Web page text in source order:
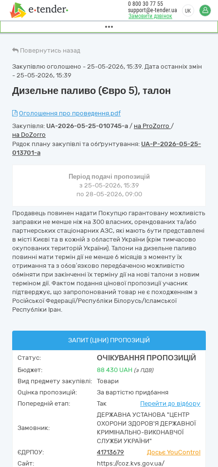
Замовити дзвінок
0 800 30 77 55
support@e-tender.ua
UK
Повернутись назад
Закупівлю оголошено - 25-05-2026, 15:39. Дата останніх змін
- 25-05-2026, 15:39
Дизельне паливо (Євро 5), талон
Оголошення про проведення.pdf
Закупівля: UA-2026-05-25-010745-a / на ProZorro /
на DoZorro
Рядок плану закупівлі та обґрунтування: UA-P-2026-05-25-
013701-a
Період подачі пропозицій
з 25-05-2026, 15:39
по 28-05-2026, 09:00
Продавець повинен надати Покупцю гарантовану можливість
заправки не менше ніж на 300 власних, орендованих та/або
партнерських стаціонарних АЗС, які мають бути представлені
в місті Києві та в кожній з областей України (крім тимчасово
окупованих територій України). Талони на дизельне паливо
повинні мати термін дії не менше 6 місяців з моменту їх
отримання та з обов’язково передбаченою можливістю
обміняти при закінченні їх терміну дії на нові талони з новим
терміном дії. Фактом подання цінової пропозиції учасник
підтверджує, що запропонований товар не є походженням з
Російської Федерації/Республіки Білорусь/Ісламської
Республіки Іран.
ЗАПИТ (ЦІНИ) ПРОПОЗИЦІЙ
Статус: ОЧІКУВАННЯ ПРОПОЗИЦІЙ
Бюджет: 88 430 UAH (з ПДВ)
Вид предмету закупівлі:
Товари
Оцінка пропозицій:
За вартістю придбання
Попередній етап:
Так Перейти до відбору
Замовник:
ДЕРЖАВНА УСТАНОВА "ЦЕНТР
ОХОРОНИ ЗДОРОВ'Я ДЕРЖАВНОЇ
КРИМІНАЛЬНО-ВИКОНАВЧОЇ
СЛУЖБИ УКРАЇНИ"
ЄДРПОУ:
41713679
Досьє YouControl
Сайт:
https://coz.kvs.gov.ua/